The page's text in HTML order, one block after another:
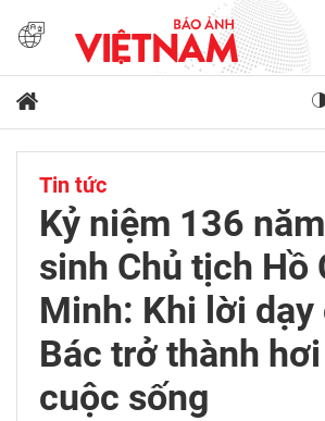
Tin tức
Kỷ niệm 136
sinh Chủ tịch Hồ
Minh: Khi lời dạy
Bác trở thành
cuộc sống